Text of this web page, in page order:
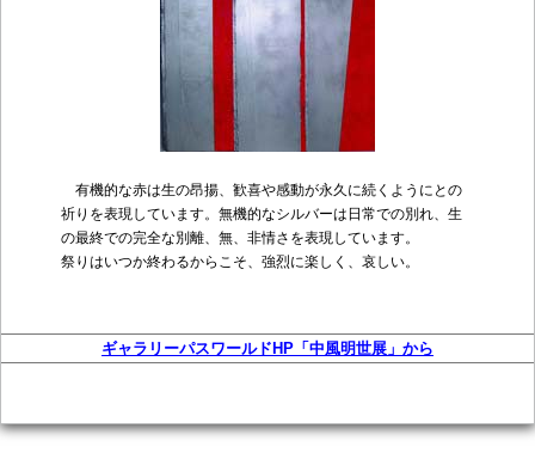
有機的な赤は生の昂揚、歓喜や感動が永久に続くようにとの
祈りを表現しています。無機的なシルバーは日常での別れ、生
の最終での完全な別離、無、非情さを表現しています。
祭りはいつか終わるからこそ、強烈に楽しく、哀しい。
ギャラリーパスワールドHP「中風明世展」から